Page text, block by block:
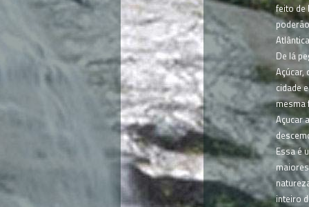
feito de
De lá
Açúcar,
cidade
mesma
Açucar
Essa é
inteiro